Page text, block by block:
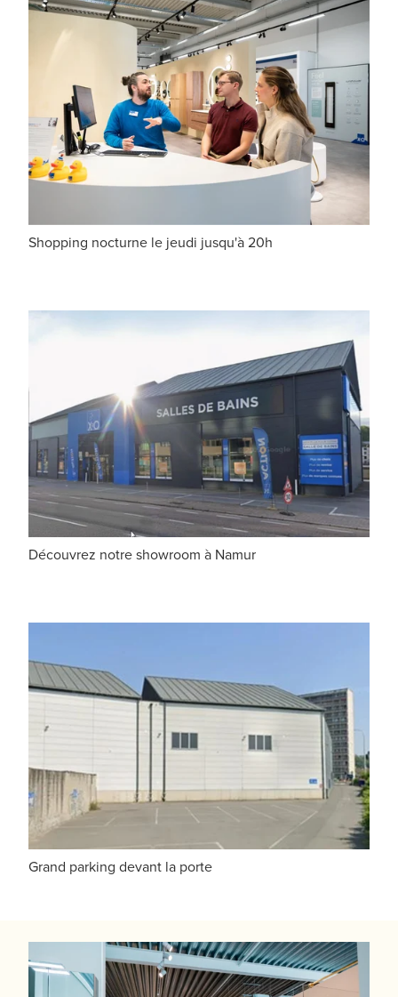
Shopping nocturne le jeudi jusqu'à 20h
Découvrez notre showroom à Namur
Grand parking devant la porte